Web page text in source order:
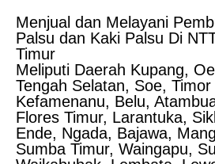
Menjual dan Melayani
Palsu dan Kaki Palsu Di
Timur
Meliputi Daerah Kupang,
Tengah Selatan, Soe,
Kefamenanu, Belu,
Flores Timur, Larantuka,
Ende, Ngada, Bajawa,
Sumba Timur, Waingapu,